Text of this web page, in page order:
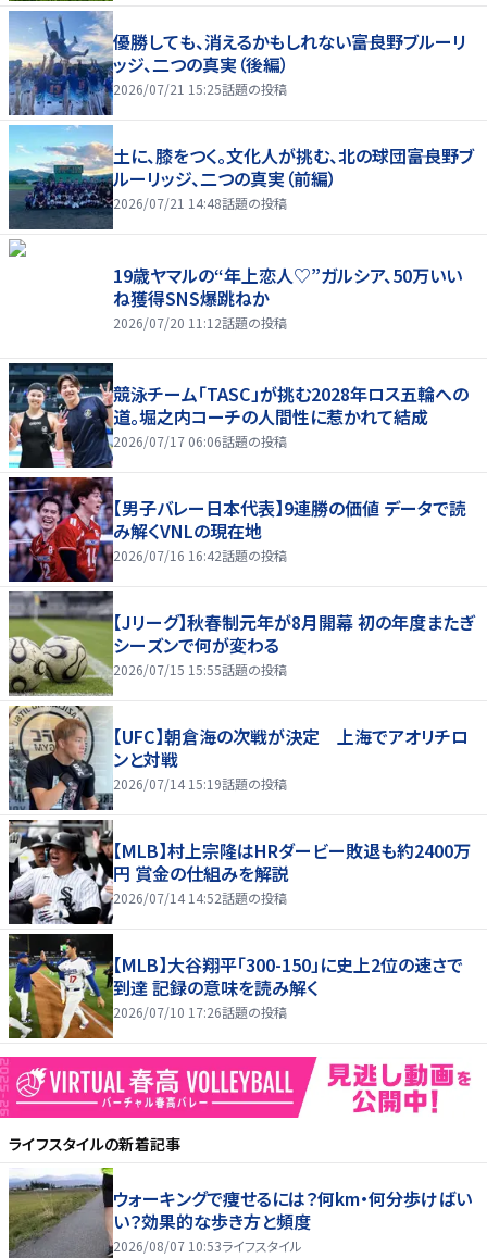
優勝しても、消えるかもしれない――富良野ブルーリ
ッジ、二つの真実（後編）
2026/07/21 15:25話題の投稿
土に、膝をつく。文化人が挑む、北の球団――富良野ブ
ルーリッジ、二つの真実（前編）
2026/07/21 14:48話題の投稿
19歳ヤマルの“年上恋人♡”ガルシア、50万いい
ね獲得SNS爆跳ねか
2026/07/20 11:12話題の投稿
競泳チーム「TASC」が挑む2028年ロス五輪への
道。堀之内コーチの人間性に惹かれて結成
2026/07/17 06:06話題の投稿
【男子バレー日本代表】9連勝の価値 データで読
み解くVNLの現在地
2026/07/16 16:42話題の投稿
【Jリーグ】秋春制元年が8月開幕 初の年度またぎ
シーズンで何が変わる
2026/07/15 15:55話題の投稿
【UFC】朝倉海の次戦が決定 上海でアオリチロ
ンと対戦
2026/07/14 15:19話題の投稿
【MLB】村上宗隆はHRダービー敗退も約2400万
円 賞金の仕組みを解説
2026/07/14 14:52話題の投稿
【MLB】大谷翔平「300-150」に史上2位の速さで
到達 記録の意味を読み解く
2026/07/10 17:26話題の投稿
ライフスタイルの新着記事
ウォーキングで痩せるには？何km・何分歩けばい
い？効果的な歩き方と頻度
2026/08/07 10:53ライフスタイル